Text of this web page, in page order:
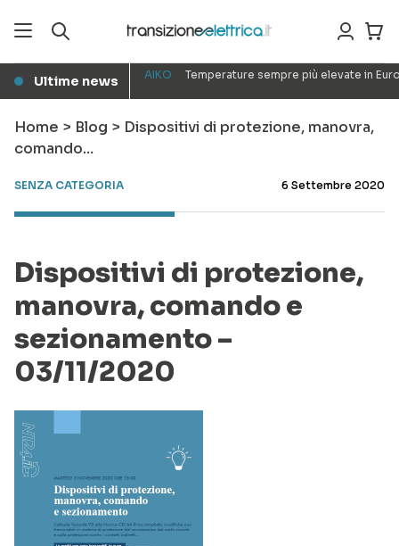
● Ultime news AIKO Temperature sempre più elevate in
Home > Blog > Dispositivi di protezione, manovra,
comando…
SENZA CATEGORIA 6 Settembre 2020
Dispositivi di protezione,
manovra, comando e
sezionamento –
03/11/2020